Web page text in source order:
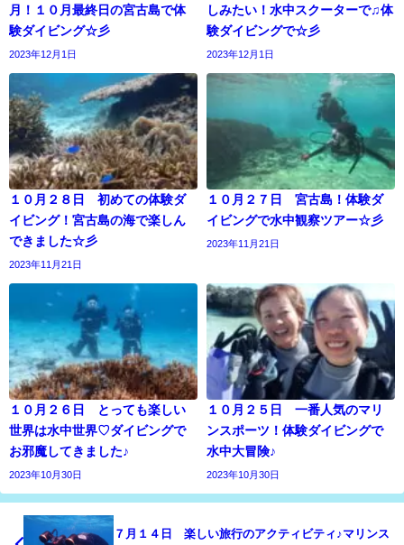
月！１０月最終日の宮古島で体
験ダイビング☆彡
2023年12月1日
しみたい！水中スクーターで♫体
験ダイビングで☆彡
2023年12月1日
１０月２８日 初めての体験ダ
イビング！宮古島の海で楽しん
できました☆彡
2023年11月21日
１０月２７日 宮古島！体験ダ
イビングで水中観察ツアー☆彡
2023年11月21日
１０月２６日 とっても楽しい
世界は水中世界♡ダイビングで
お邪魔してきました♪
2023年10月30日
１０月２５日 一番人気のマリ
ンスポーツ！体験ダイビングで
水中大冒険♪
2023年10月30日
７月１４日 楽しい旅行のアクティビティ♪マリンス